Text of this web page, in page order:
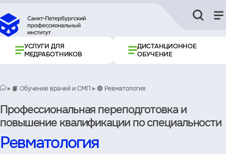
УСЛУГИ ДЛЯ
МЕДРАБОТНИКОВ
ДИСТАНЦИОННОЕ
ОБУЧЕНИЕ
📙 Обучение врачей и СМП 🟢 Ревматология
Профессиональная переподготовка и
повышение квалификации по специальности
Ревматология